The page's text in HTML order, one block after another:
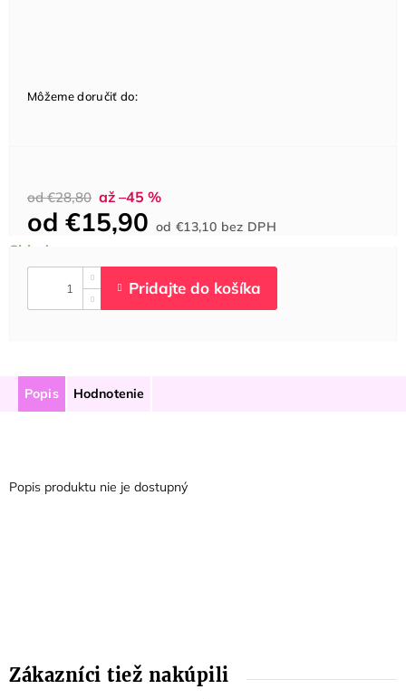
od €28,80 až –45 %
od €15,90 od€13,10 bez DPHcena:
Môžeme doručiť do:
Popis Hodnotenie
Popis produktu nie je dostupný